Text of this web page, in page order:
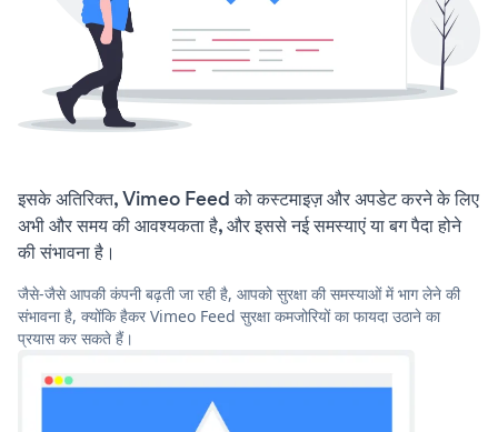
इसके अतिरिक्त, Vimeo Feed को कस्टमाइज़ और अपडेट करने के लिए
अभी और समय की आवश्यकता है, और इससे नई समस्याएं या बग पैदा होने
की संभावना है।
जैसे-जैसे आपकी कंपनी बढ़ती जा रही है, आपको सुरक्षा की समस्याओं में भाग लेने की
संभावना है, क्योंकि हैकर Vimeo Feed सुरक्षा कमजोरियों का फायदा उठाने का
प्रयास कर सकते हैं।